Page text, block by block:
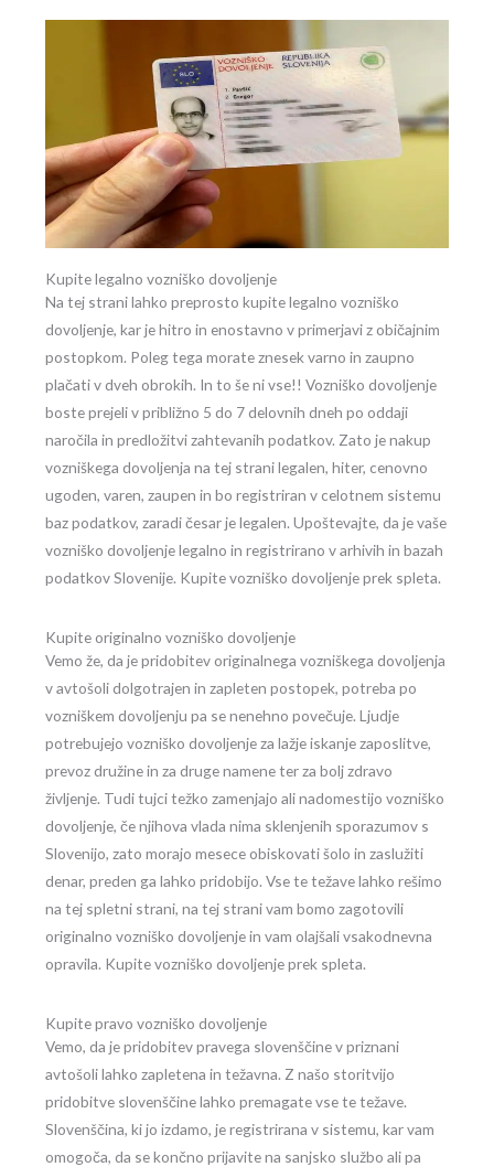
Kupite legalno vozniško dovoljenje
Na tej strani lahko preprosto kupite legalno vozniško
dovoljenje, kar je hitro in enostavno v primerjavi z običajnim
postopkom. Poleg tega morate znesek varno in zaupno
plačati v dveh obrokih. In to še ni vse!! Vozniško dovoljenje
boste prejeli v približno 5 do 7 delovnih dneh po oddaji
naročila in predložitvi zahtevanih podatkov. Zato je nakup
vozniškega dovoljenja na tej strani legalen, hiter, cenovno
ugoden, varen, zaupen in bo registriran v celotnem sistemu
baz podatkov, zaradi česar je legalen. Upoštevajte, da je vaše
vozniško dovoljenje legalno in registrirano v arhivih in bazah
podatkov Slovenije. Kupite vozniško dovoljenje prek spleta.
Kupite originalno vozniško dovoljenje
Vemo že, da je pridobitev originalnega vozniškega dovoljenja
v avtošoli dolgotrajen in zapleten postopek, potreba po
vozniškem dovoljenju pa se nenehno povečuje. Ljudje
potrebujejo vozniško dovoljenje za lažje iskanje zaposlitve,
prevoz družine in za druge namene ter za bolj zdravo
življenje. Tudi tujci težko zamenjajo ali nadomestijo vozniško
dovoljenje, če njihova vlada nima sklenjenih sporazumov s
Slovenijo, zato morajo mesece obiskovati šolo in zaslužiti
denar, preden ga lahko pridobijo. Vse te težave lahko rešimo
na tej spletni strani, na tej strani vam bomo zagotovili
originalno vozniško dovoljenje in vam olajšali vsakodnevna
opravila. Kupite vozniško dovoljenje prek spleta.
Kupite pravo vozniško dovoljenje
Vemo, da je pridobitev pravega slovenščine v priznani
avtošoli lahko zapletena in težavna. Z našo storitvijo
pridobitve slovenščine lahko premagate vse te težave.
Slovenščina, ki jo izdamo, je registrirana v sistemu, kar vam
omogoča, da se končno prijavite na sanjsko službo ali pa